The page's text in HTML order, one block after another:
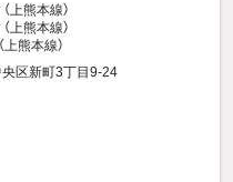
上熊本線）
上熊本線）
上熊本線）
区新町3丁目9-24